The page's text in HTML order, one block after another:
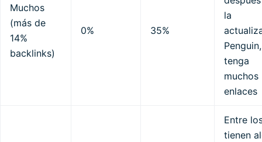
Muchos
(más de
14%
backlinks)
0% 35%
la
tenga
muchos
enlaces
Entre
tienen